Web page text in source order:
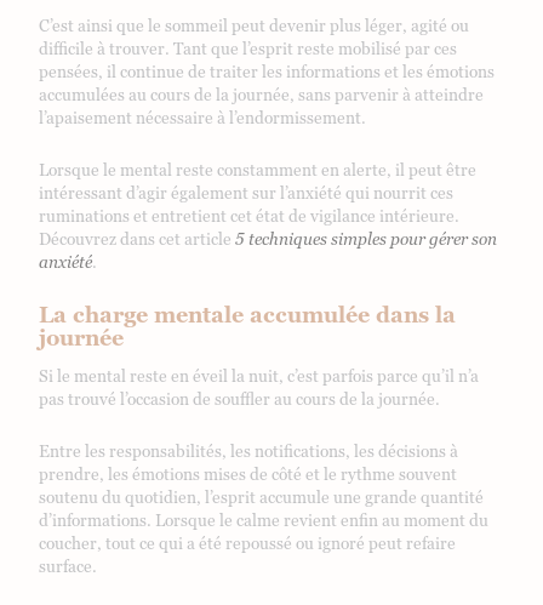
C’est ainsi que le sommeil peut devenir plus léger, agité ou
difficile à trouver. Tant que l’esprit reste mobilisé par ces
pensées, il continue de traiter les informations et les émotions
accumulées au cours de la journée, sans parvenir à atteindre
l’apaisement nécessaire à l’endormissement.
Lorsque le mental reste constamment en alerte, il peut être
intéressant d’agir également sur l’anxiété qui nourrit ces
ruminations et entretient cet état de vigilance intérieure.
Découvrez dans cet article 5 techniques simples pour gérer son
anxiété.
La charge mentale accumulée dans la
journée
Si le mental reste en éveil la nuit, c’est parfois parce qu’il n’a
pas trouvé l’occasion de souffler au cours de la journée.
Entre les responsabilités, les notifications, les décisions à
prendre, les émotions mises de côté et le rythme souvent
soutenu du quotidien, l’esprit accumule une grande quantité
d’informations. Lorsque le calme revient enfin au moment du
coucher, tout ce qui a été repoussé ou ignoré peut refaire
surface.